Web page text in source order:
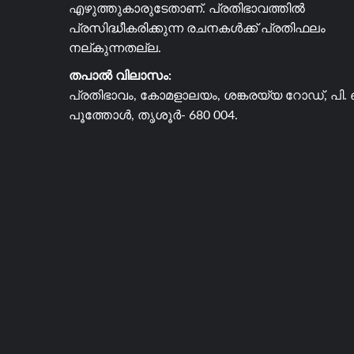
എഴുത്തുകാരുടേതാണ്. പ്രതിഭാവത്തിൽ
പ്രസിദ്ധീകരിക്കുന്ന രചനകൾക്ക് പ്രതിഫലം
നല്കുന്നതല്ല.
തപാൽ വിലാസം:
പ്രതിഭാവം, കോമളാലയം, ശങ്കരയ്യ റോഡ്, പി.
പൂത്തോൾ, തൃശൂർ- 680 004.